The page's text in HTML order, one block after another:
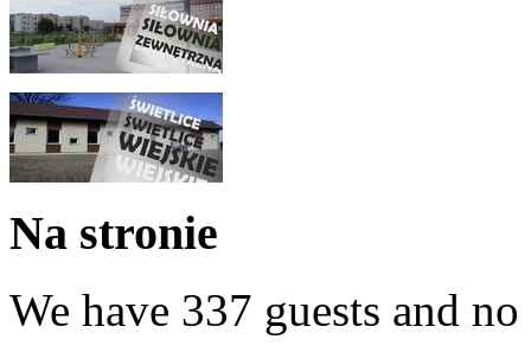
Na stronie
We have 337 guests and